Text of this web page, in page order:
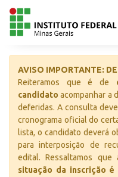
AVISO IMPORTANTE:
Reiteramos que é de
candidato acompanhar a
deferidas. A consulta
cronograma oficial do
lista, o candidato deverá
para interposição de
edital. Ressaltamos que
situação da inscrição